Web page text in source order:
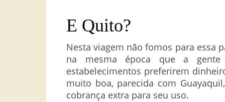
E Quito?
Nesta viagem não fomos para essa
na mesma época que a
estabelecimentos preferirem
muito boa, parecida com
cobrança extra para seu uso.